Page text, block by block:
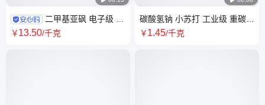
二甲基亚砜 电子级 低
水级 低金属级 99.9% 99.8%
￥13.50/千克
碳酸氢钠 小苏打 工业级 重碳酸
钠 大颗粒 小颗粒 细粉 水处理
￥1.45/千克